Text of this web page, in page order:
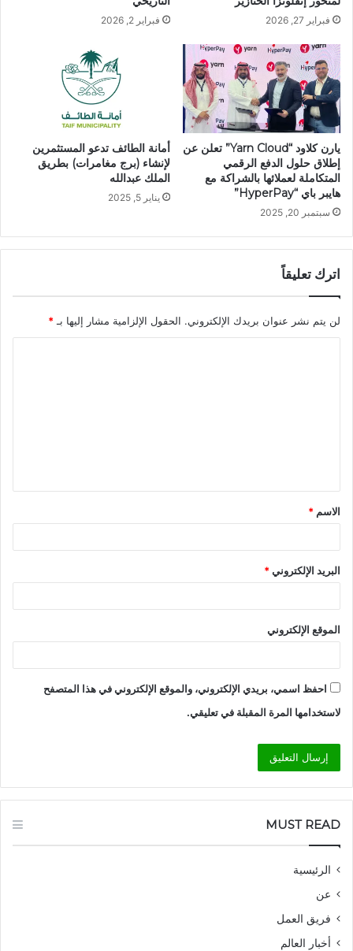
فبراير 27, 2026 فبراير 2, 2026
يارن كلاود “Yarn Cloud” تعلن عن
إطلاق حلول الدفع الرقمي
المتكاملة لعملائها بالشراكة مع
هايبر باي “HyperPay”
سبتمبر 20, 2025
أمانة الطائف تدعو المستثمرين
لإنشاء (برج مغامرات) بطريق
الملك عبدالله
يناير 5, 2025
اترك تعليقاً
لن يتم نشر عنوان بريدك الإلكتروني. الحقول الإلزامية مشار إليها بـ *
ق
*
الاسم *
البريد الإلكتروني*
الموقع الإلكتروني
احفظ اسمي، بريدي الإلكتروني، والموقع الإلكتروني في هذا المتصفح
لاستخدامها المرة المقبلة في تعليقي.
MUST READ
الرئيسية
عن
فريق العمل
أخبار العالم